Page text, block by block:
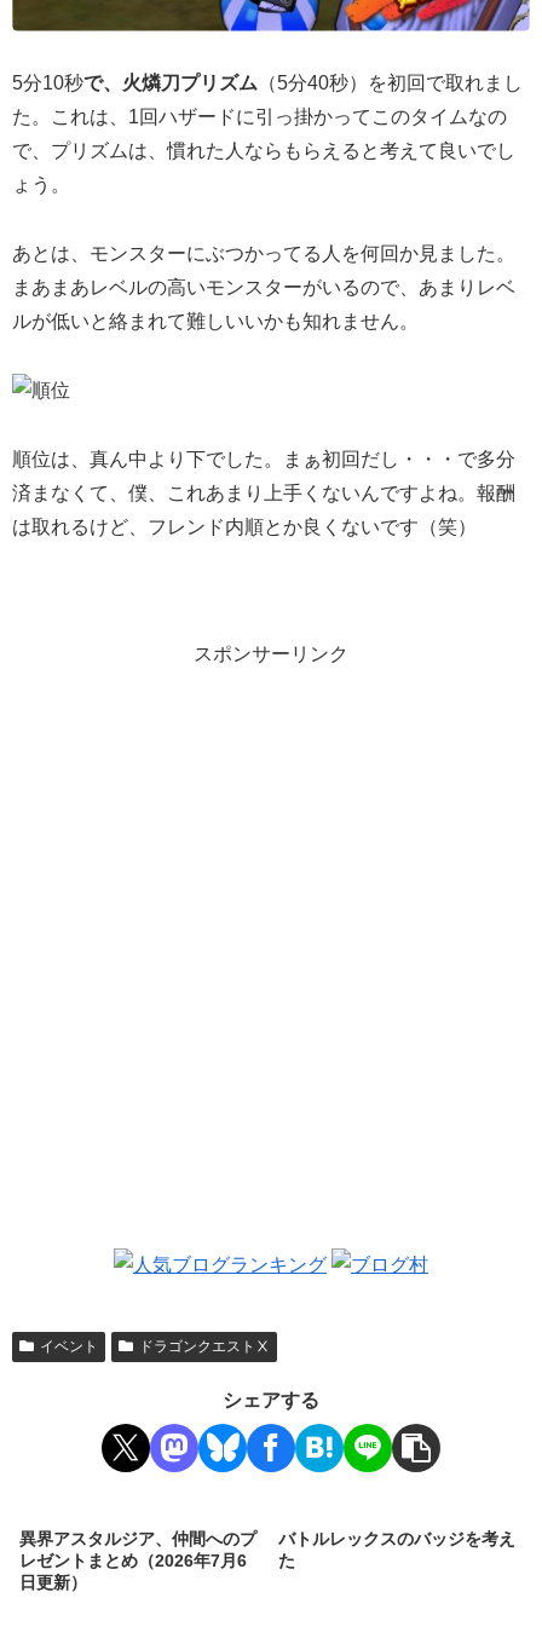
5分10秒で、火燐刀プリズム （5分40秒）を初回で取れまし
た。これは、1回ハザードに引っ掛かってこのタイムなの
で、プリズムは、慣れた人ならもらえると考えて良いでし
ょう。
あとは、モンスターにぶつかってる人を何回か見ました。
まあまあレベルの高いモンスターがいるので、あまりレベ
ルが低いと絡まれて難しいいかも知れません。
順位は、真ん中より下でした。まぁ初回だし・・・で多分
済まなくて、僕、これあまり上手くないんですよね。報酬
は取れるけど、フレンド内順とか良くないです（笑）
スポンサーリンク
イベント ドラゴンクエストⅩ
シェアする
異界アスタルジア、仲間へのプ
レゼントまとめ（2026年7月6
日更新）
バトルレックスのバッジを考え
た